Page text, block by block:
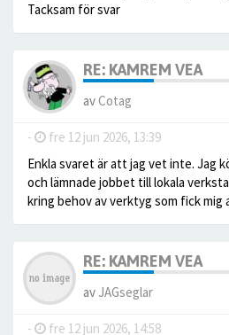
Tacksam för svar
RE: KAMREM VEA
avCotag
- fre 12 jun 2026, 13:39
Enkla svaret är att jag vet inte. Jag
och lämnade jobbet till lokala
kring behov av verktyg som fick mig
RE: KAMREM VEA
av JAGseglar
- fre 12 jun 2026, 14:58